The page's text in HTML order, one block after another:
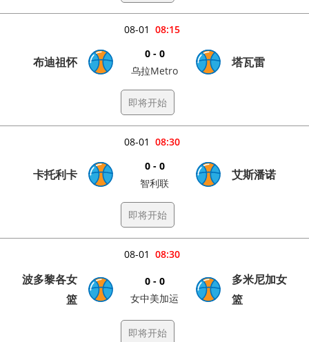
08:15
08-01
布迪祖怀
0 - 0
乌拉Metro
塔瓦雷
即将开始
08:30
08-01
卡托利卡
0 - 0
智利联
艾斯潘诺
即将开始
08:30
08-01
波多黎各女
篮
0 - 0
女中美加运
多米尼加女
篮
即将开始